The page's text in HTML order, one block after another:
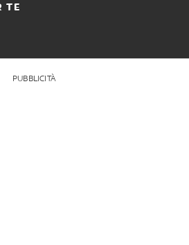
TE
PUBBLICITÀ